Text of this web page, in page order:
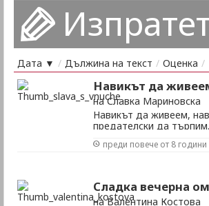
Дата ▼ / Дължина на текст / Оценка /
Навикът да
на Славка Мариновска
Навикът да живеем,
предателски да
ежедневие, в
преди повече от 8 години
Сладка вечерна
на Валентина Костова